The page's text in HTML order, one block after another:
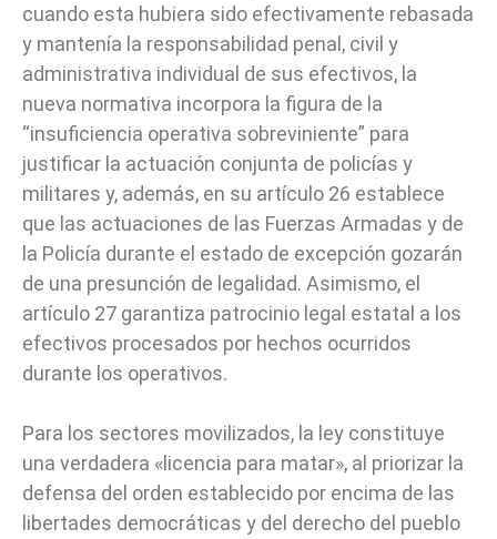
cuando esta hubiera sido efectivamente rebasada
y mantenía la responsabilidad penal, civil y
administrativa individual de sus efectivos, la
nueva normativa incorpora la figura de la
“insuficiencia operativa sobreviniente” para
justificar la actuación conjunta de policías y
militares y, además, en su artículo 26 establece
que las actuaciones de las Fuerzas Armadas y de
la Policía durante el estado de excepción gozarán
de una presunción de legalidad. Asimismo, el
artículo 27 garantiza patrocinio legal estatal a los
efectivos procesados por hechos ocurridos
durante los operativos.
Para los sectores movilizados, la ley constituye
una verdadera «licencia para matar», al priorizar la
defensa del orden establecido por encima de las
libertades democráticas y del derecho del pueblo